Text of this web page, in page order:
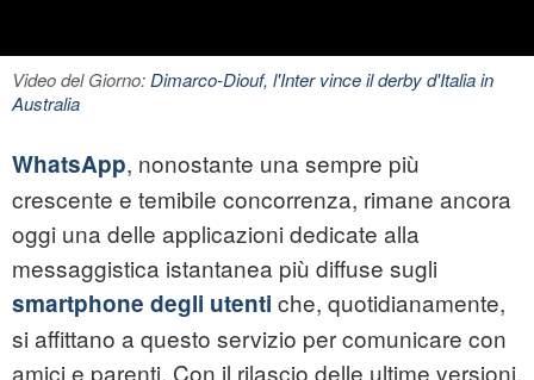
Video del Giorno:Dimarco-Diouf, l'Inter vince il derby d'Italia in
Australia
WhatsApp, nonostante una sempre più
crescente e temibile concorrenza, rimane ancora
oggi una delle applicazioni dedicate alla
messaggistica istantanea più diffuse sugli
smartphone degli utenti che, quotidianamente,
si affittano a questo servizio per comunicare con
amici e parenti. Con il rilascio delle ultime versioni,